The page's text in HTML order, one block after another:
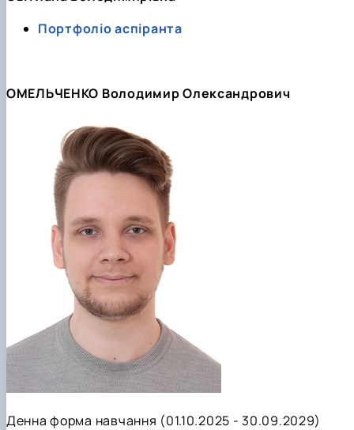
Портфоліо аспіранта
ОМЕЛЬЧЕНКО Володимир Олександрович
Денна форма навчання (01.10.2025 - 30.09.2029)